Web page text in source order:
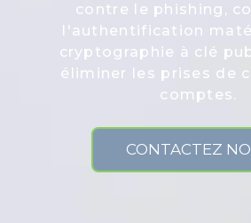
contre le phishing,
l'authentification
cryptographie à clé
éliminer les prises de
comptes.
CONTACTEZ